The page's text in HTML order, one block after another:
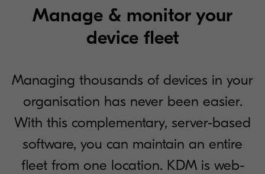
Manage & monitor your
device fleet
Managing thousands of devices in your
organisation has never been easier.
With this complementary, server-based
software, you can maintain an entire
fleet from one location. KDM is web-